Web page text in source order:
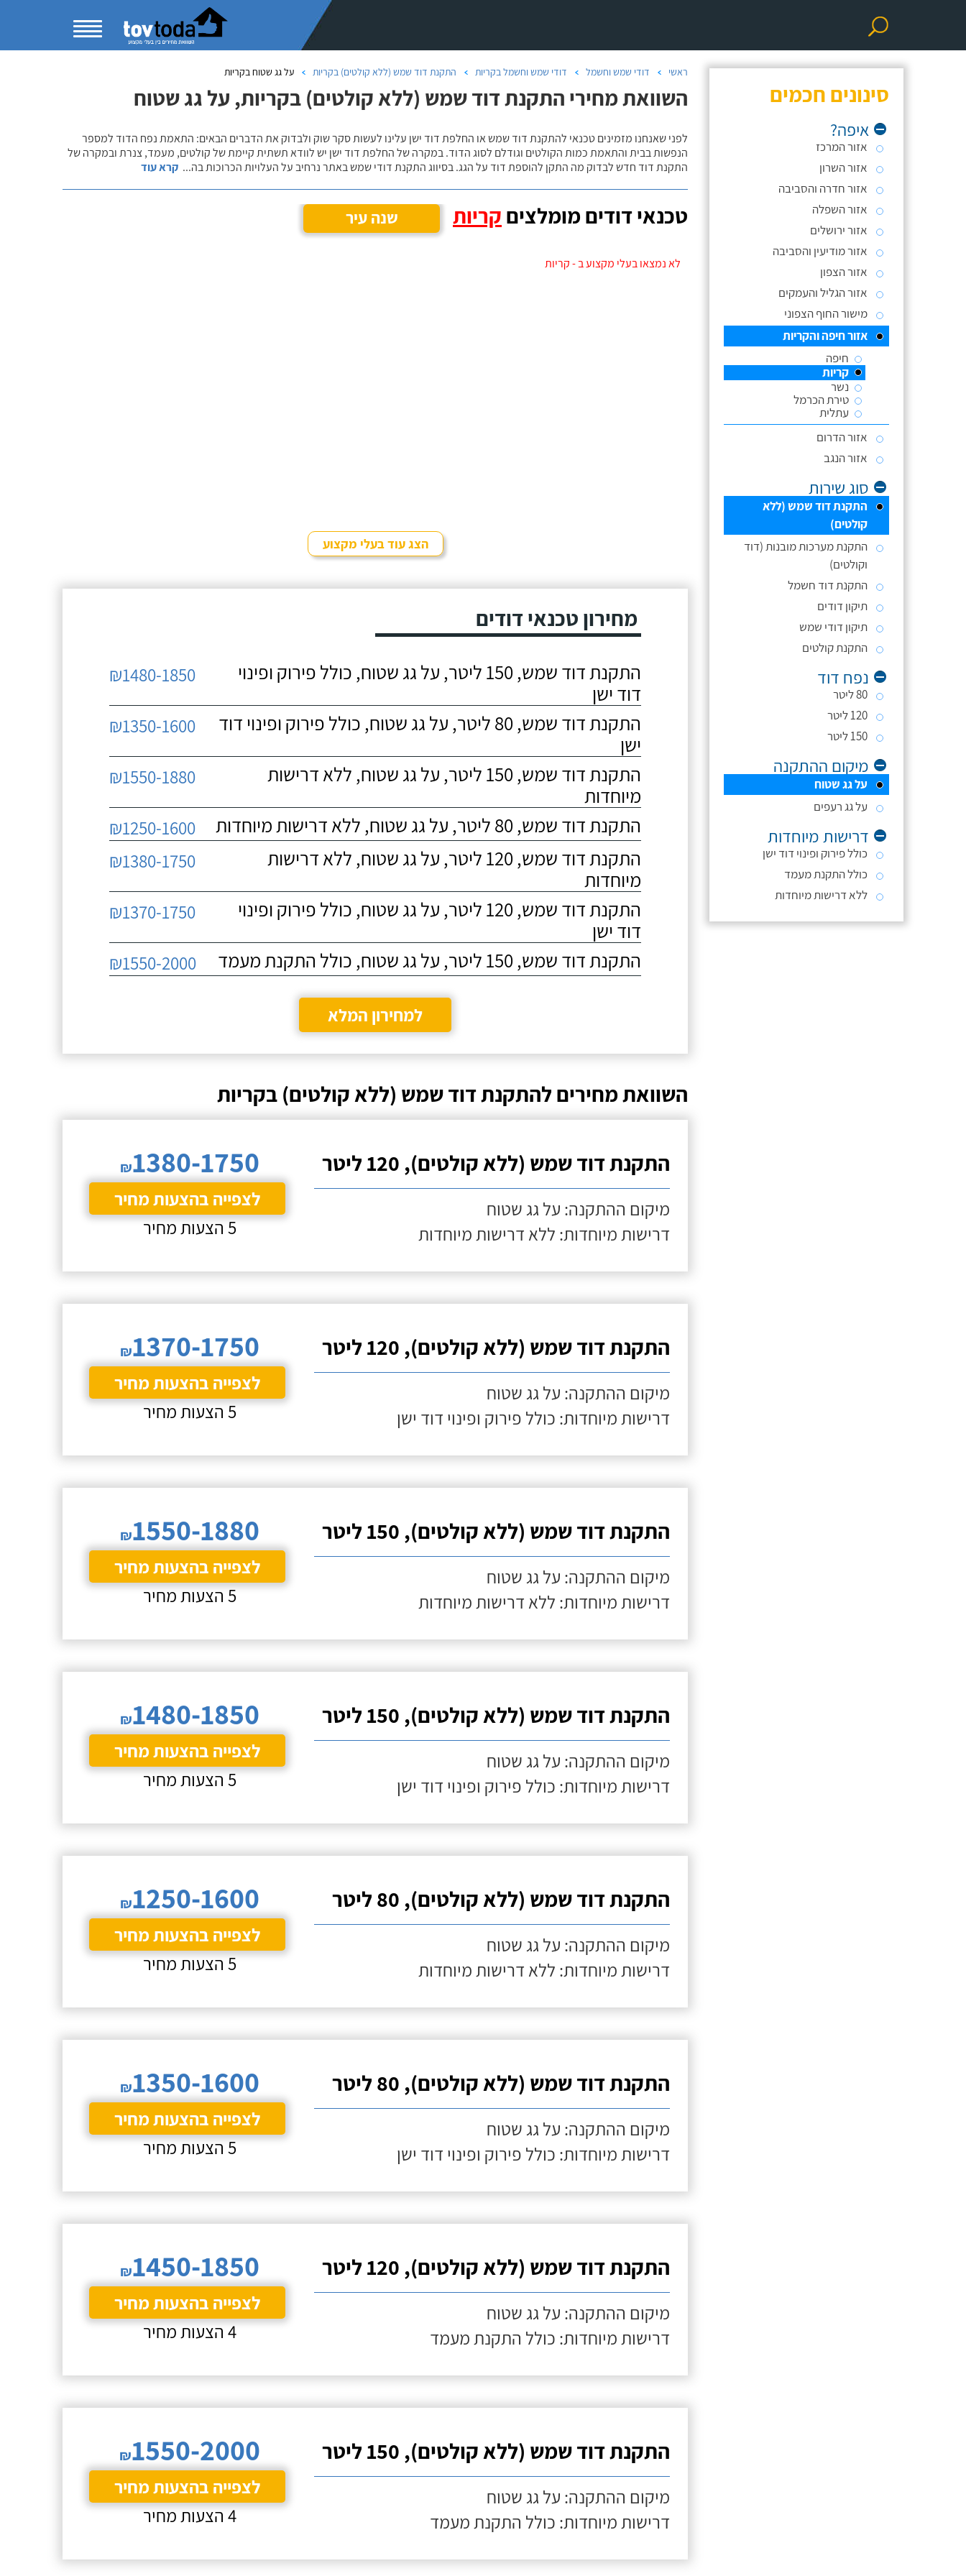
סינונים חכמים
איפה?
אזור המרכז
אזור השרון
אזור חדרה והסביבה
אזור השפלה
אזור ירושלים
אזור מודיעין והסביבה
אזור הצפון
אזור הגליל והעמקים
מישור החוף הצפוני
אזור חיפה והקריות
חיפה
קריות
נשר
טירת הכרמל
עתלית
אזור הדרום
אזור הנגב
סוג שירות
התקנת דוד שמש (ללא
קולטים)
התקנת מערכות מובנות (דוד
וקולטים)
התקנת דוד חשמל
תיקון דודים
תיקון דודי שמש
התקנת קולטים
נפח דוד
80 ליטר
120 ליטר
150 ליטר
מיקום ההתקנה
על גג שטוח
על גג רעפים
דרישות מיוחדות
כולל פירוק ופינוי דוד ישן
כולל התקנת מעמד
ללא דרישות מיוחדות
ראשי דודי שמש וחשמל דודי שמש וחשמל בקריות התקנת דוד שמש (ללא קולטים) בקריות על גג שטוח בקריות
השוואת מחירי התקנת דוד שמש (ללא קולטים) בקריות, על גג שטוח
לפני שאנחנו מזמינים טכנאי להתקנת דוד שמש או החלפת דוד ישן עלינו לעשות סקר שוק ולבדוק את הדברים הבאים: התאמת נפח הדוד למספר
הנפשות בבית והתאמת כמות הקולטים וגודלם לסוג הדוד. במקרה של החלפת דוד ישן יש לוודא תשתית קיימת של קולטים, מעמד, צנרת ובמקרה של
התקנת דוד חדש לבדוק מה התקן להוספת דוד על הגג. בסיווג התקנת דודי שמש באתר נרחיב על העלויות הכרוכות בה... קרא עוד
טכנאי דודים מומלצים קריות שנה עיר
לא נמצאו בעלי מקצוע ב - קריות
הצג עוד בעלי מקצוע
מחירון טכנאי דודים
התקנת דוד שמש, 150 ליטר, על גג שטוח, כולל פירוק ופינוי
דוד ישן
₪1480-1850
התקנת דוד שמש, 80 ליטר, על גג שטוח, כולל פירוק ופינוי דוד
ישן
₪1350-1600
התקנת דוד שמש, 150 ליטר, על גג שטוח, ללא דרישות
מיוחדות
₪1550-1880
התקנת דוד שמש, 80 ליטר, על גג שטוח, ללא דרישות מיוחדות ₪1250-1600
התקנת דוד שמש, 120 ליטר, על גג שטוח, ללא דרישות
מיוחדות
₪1380-1750
התקנת דוד שמש, 120 ליטר, על גג שטוח, כולל פירוק ופינוי
דוד ישן
₪1370-1750
התקנת דוד שמש, 150 ליטר, על גג שטוח, כולל התקנת מעמד ₪1550-2000
למחירון המלא
השוואת מחירים להתקנת דוד שמש (ללא קולטים) בקריות
התקנת דוד שמש (ללא קולטים), 120 ליטר
מיקום ההתקנה: על גג שטוח
דרישות מיוחדות: ללא דרישות מיוחדות
₪1380-1750
לצפייה בהצעות מחיר
5 הצעות מחיר
התקנת דוד שמש (ללא קולטים), 120 ליטר
מיקום ההתקנה: על גג שטוח
דרישות מיוחדות: כולל פירוק ופינוי דוד ישן
₪1370-1750
לצפייה בהצעות מחיר
5 הצעות מחיר
התקנת דוד שמש (ללא קולטים), 150 ליטר
מיקום ההתקנה: על גג שטוח
דרישות מיוחדות: ללא דרישות מיוחדות
₪1550-1880
לצפייה בהצעות מחיר
5 הצעות מחיר
התקנת דוד שמש (ללא קולטים), 150 ליטר
מיקום ההתקנה: על גג שטוח
דרישות מיוחדות: כולל פירוק ופינוי דוד ישן
₪1480-1850
לצפייה בהצעות מחיר
5 הצעות מחיר
התקנת דוד שמש (ללא קולטים), 80 ליטר
מיקום ההתקנה: על גג שטוח
דרישות מיוחדות: ללא דרישות מיוחדות
₪1250-1600
לצפייה בהצעות מחיר
5 הצעות מחיר
התקנת דוד שמש (ללא קולטים), 80 ליטר
מיקום ההתקנה: על גג שטוח
דרישות מיוחדות: כולל פירוק ופינוי דוד ישן
₪1350-1600
לצפייה בהצעות מחיר
5 הצעות מחיר
התקנת דוד שמש (ללא קולטים), 120 ליטר
מיקום ההתקנה: על גג שטוח
דרישות מיוחדות: כולל התקנת מעמד
₪1450-1850
לצפייה בהצעות מחיר
4 הצעות מחיר
התקנת דוד שמש (ללא קולטים), 150 ליטר
מיקום ההתקנה: על גג שטוח
דרישות מיוחדות: כולל התקנת מעמד
₪1550-2000
לצפייה בהצעות מחיר
4 הצעות מחיר